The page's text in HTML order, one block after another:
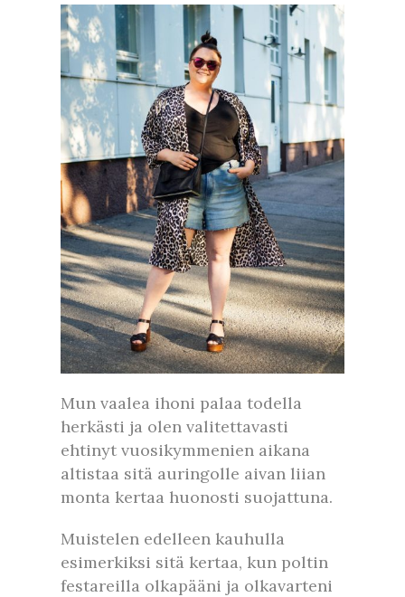
Mun vaalea ihoni palaa todella
herkästi ja olen valitettavasti
ehtinyt vuosikymmenien aikana
altistaa sitä auringolle aivan liian
monta kertaa huonosti suojattuna.
Muistelen edelleen kauhulla
esimerkiksi sitä kertaa, kun poltin
festareilla olkapääni ja olkavarteni